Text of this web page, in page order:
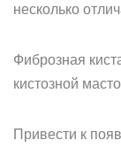
несколько
Фиброзная
кистозной
Привести к